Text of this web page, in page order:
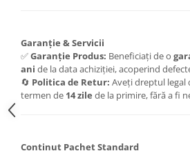
Carlige Volkswagen
Carlige Volvo
Carlige Xpeng
Carlige Xpeng G6
Garanție & Servicii
✅Garanție Produs: Beneficiați de o
ani de la data achiziției, acoperind
🔄 Politica de Retur: Aveți dreptul legal
termen de 14 zile de la primire, fără a fi
Conținut Pachet Standard